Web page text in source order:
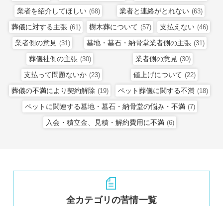
業者を紹介してほしい (68) 業者と連絡がとれない (63)
葬儀に対する主張 (61) 樹木葬について (57) 支払えない (46)
業者側の意見 (31) 墓地・墓石・納骨堂業者側の主張 (31)
葬儀社側の主張 (30) 業者側の意見 (30)
支払って問題ないか (23) 値上げについて (22)
葬儀の不満により契約解除 (19) ペット葬儀に関する不満 (18)
ペットに関連する墓地・墓石・納骨堂の悩み・不満 (7)
入会・積立金、見積・解約費用に不満 (6)
全カテゴリの苦情一覧